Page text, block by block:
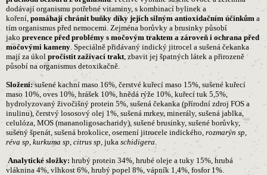
dodávají organismu potřebné vitaminy, s kombinací bylinek a
koření, pomáhají chránit buňky díky jejích silným antioxidačním účinkům a
tím organismus před nemocemi. Zejména borůvky a brusinky působí
jako prevence před problémy s močovým traktem a zároveň i ochrana před
močovými kameny. Speciálně přidávaný indický jitrocel a sušená čekanka
mají za úkol pročistit zažívací trakt, zbavit jej špatných látek a přirozeně
působí na organismus detoxikačně.
Složení:sušené kachní maso 16%, čerstvé kuřecí maso 15%, sušené kuřecí
maso 10%, oves 10%, hrášek 10%, hnědá rýže 10%, kuřecí tuk 5,5%,
hydrolyzovaný živočišný protein 5%, sušená čekanka (přírodní zdroj FOS a
inulinu), čerstvý lososový olej 1%, sušená mrkev, minerály, sušená jablka,
celulóza, MOS (mananoligosacharidy), sušené brusinky, sušené borůvky,
sušený špenát, sušená brokolice, osemení jitrocele indického, rozmarýn sp,
réva sp, kurkuma sp, citrus sp, juka schidigera.
Analytické složky: hrubý protein 34%, hrubé oleje a tuky 15%, hrubá
vláknina 4%, vlhkost 6%, hrubý popel 8%, vápník 1,4%, fosfor 1%.